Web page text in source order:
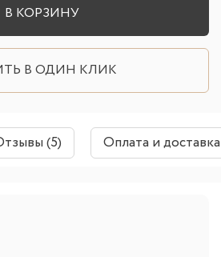
В КОРЗИНУ
В ОДИН КЛИК
(5) Оплата и доставка